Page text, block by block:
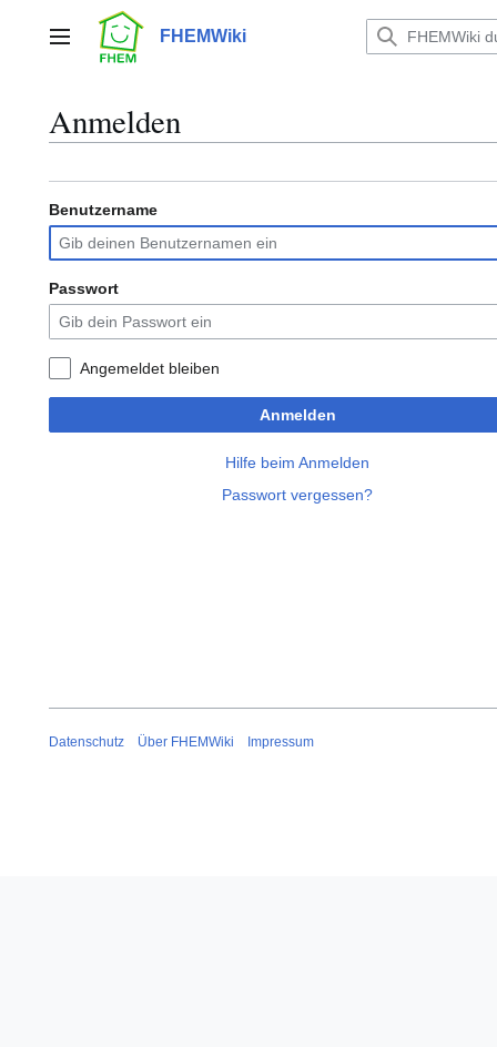
springenHauptmenü FHEMWiki
Anmelden
Benutzername
Passwort
Angemeldet bleiben
Anmelden
Hilfe beim Anmelden
Passwort vergessen?
Datenschutz Über FHEMWiki Impressum